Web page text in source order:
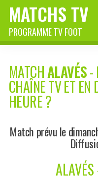
MATCHS TV
PROGRAMME TV FOOT
MATCHALAVÉS-
CHAÎNE TV ET EN
HEURE ?
Match prévu le